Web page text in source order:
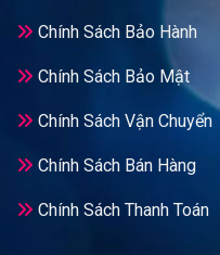
Chính Sách Bảo Hành
Chính Sách Bảo Mật
Chính Sách Vận Chuyển
Chính Sách Bán Hàng
Chính Sách Thanh Toán